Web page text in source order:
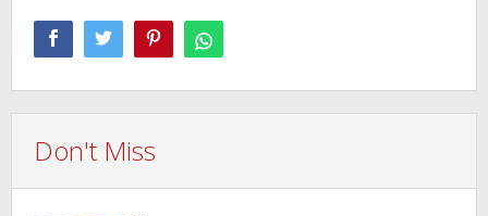
Don't Miss